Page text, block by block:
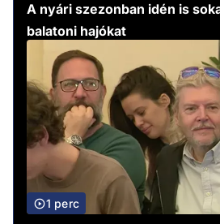
A nyári szezonban idén is
balatoni hajókat
1 perc